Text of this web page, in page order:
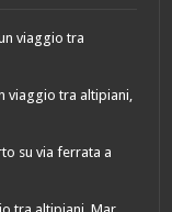
viaggio tra
viaggio tra altipiani,
su via ferrata a